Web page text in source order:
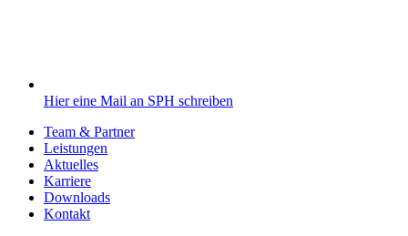
Hier eine Mail an SPH schreiben
Team & Partner
Leistungen
Aktuelles
Karriere
Downloads
Kontakt